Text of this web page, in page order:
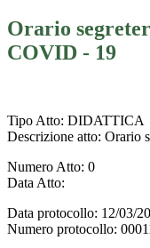
Orario
COVID - 19
Tipo Atto: DIDATTICA
Descrizione atto: Orario
Numero Atto: 0
Data Atto:
Data protocollo: 12/03/
Numero protocollo: